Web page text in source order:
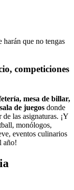
harán que no tengas
competiciones
mesa de billar,
de juegos donde
las asignaturas. ¡Y
monólogos,
eventos culinarios
año!